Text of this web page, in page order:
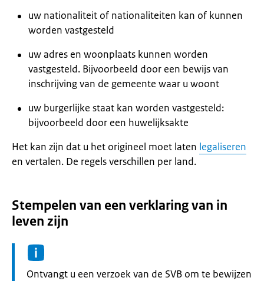
uw nationaliteit of nationaliteiten kan of kunnen
worden vastgesteld
uw adres en woonplaats kunnen worden
vastgesteld. Bijvoorbeeld door een bewijs van
inschrijving van de gemeente waar u woont
uw burgerlijke staat kan worden vastgesteld:
bijvoorbeeld door een huwelijksakte
Het kan zijn dat u het origineel moet laten legaliseren
en vertalen. De regels verschillen per land.
Stempelen van een verklaring van in
leven zijn
Informatie:
Ontvangt u een verzoek van de SVB om te bewijzen